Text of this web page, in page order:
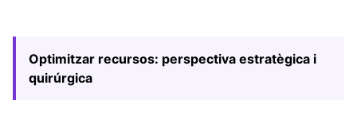
Optimitzar recursos: perspectiva estratègica i
quirúrgica